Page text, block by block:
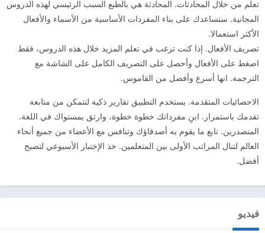
تعلم من خلال المحادثات. المحادثة هي بالطبع السبب الرئيسي لهذه الدروس
المجانية. ستساعدك على بناء المفردات الأساسية من الأسماء والأفعال
الأكثر استعمالا.
تصريف الأفعال. إذا كنت ترغب في تعلم المزيد خلال هذه الدروس، فقط
اضغط على الأفعال وأحصل على التصريف الكامل على الشاشة مع
الترجمة. انها أسرع وأفضل من القاموس.
الاحصائيات المتقدمة. يستخدم التطبيق تقارير ذكية لتتمكن من متابعة
تقدمك باستمرار. ابنِ مفرداتك خطوة خطوة، وارتق بمستواك في اللغة.
المتصدرين. تابع ما يقوم به أصدقاؤك وتنافس مع الأعضاء من جميع أنحاء
العالم لتنال المراتب الأولى بين المتعلمين. خذ الإختبار الأسبوعي لتصبح
أفضل.
فيديو